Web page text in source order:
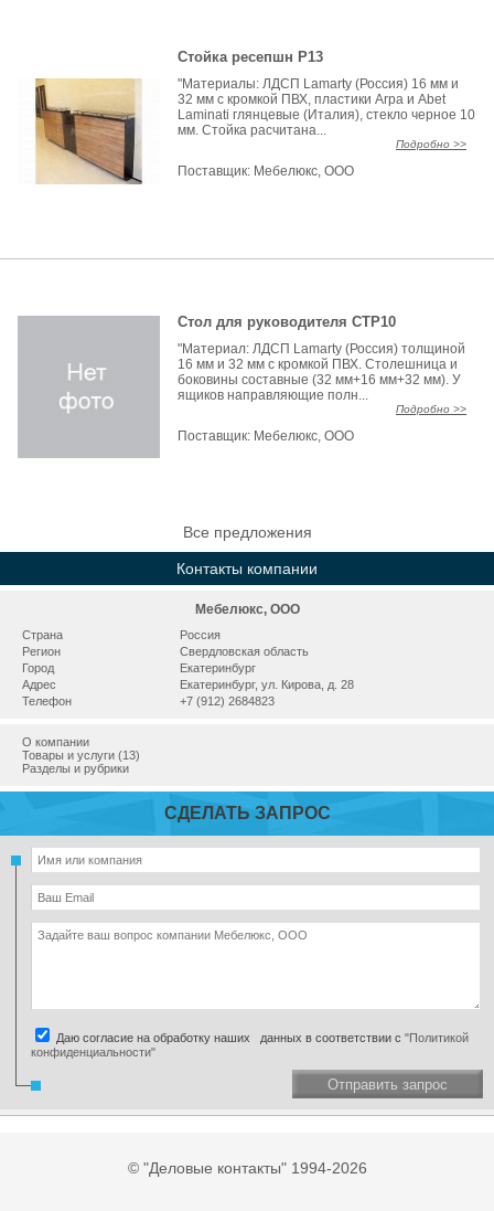
Стойка ресепшн Р13
"Материалы: ЛДСП Lamarty (Россия) 16 мм и
32 мм с кромкой ПВХ, пластики Arpa и Abet
Laminati глянцевые (Италия), стекло черное 10
мм. Стойка расчитана...
Подробно >>
Поставщик: Мебелюкс, ООО
Стол для руководителя СТР10
"Материал: ЛДСП Lamarty (Россия) толщиной
16 мм и 32 мм с кромкой ПВХ. Столешница и
боковины составные (32 мм+16 мм+32 мм). У
ящиков направляющие полн...
Подробно >>
Поставщик: Мебелюкс, ООО
Все предложения
Контакты компании
Мебелюкс, ООО
Страна
Россия
Регион
Свердловская область
Город
Екатеринбург
Адрес
Екатеринбург, ул. Кирова, д. 28
Телефон
+7 (912) 2684823
О компании
Товары и услуги (13)
Разделы и рубрики
СДЕЛАТЬ ЗАПРОС
Даю согласие на обработку наших данных в соответствии с "Политикой
конфиденциальности"
Отправить запрос
© "Деловые контакты" 1994-2026